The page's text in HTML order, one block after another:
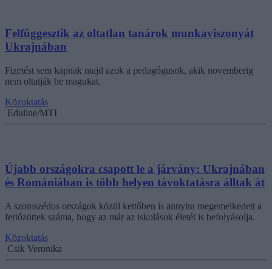
Felfüggesztik az oltatlan tanárok munkaviszonyát
Ukrajnában
Fizetést sem kapnak majd azok a pedagógusok, akik novemberig
nem oltatják be magukat.
Közoktatás
Eduline/MTI
Újabb országokra csapott le a járvány: Ukrajnában
és Romániában is több helyen távoktatásra álltak át
A szomszédos országok közül kettőben is annyira megemelkedett a
fertőzöttek száma, hogy az már az iskolások életét is befolyásolja.
Közoktatás
Csik Veronika